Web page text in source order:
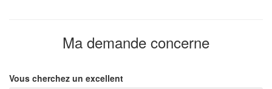
Ma demande concerne
Vous cherchez un excellent